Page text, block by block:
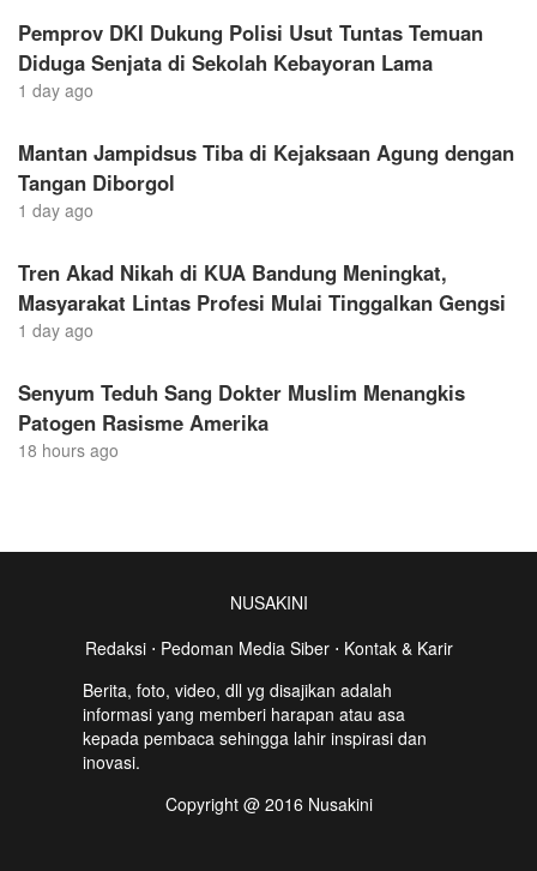
Pemprov DKI Dukung Polisi Usut Tuntas Temuan
Diduga Senjata di Sekolah Kebayoran Lama
1 day ago
Mantan Jampidsus Tiba di Kejaksaan Agung dengan
Tangan Diborgol
1 day ago
Tren Akad Nikah di KUA Bandung Meningkat,
Masyarakat Lintas Profesi Mulai Tinggalkan Gengsi
1 day ago
Senyum Teduh Sang Dokter Muslim Menangkis
Patogen Rasisme Amerika
18 hours ago
NUSAKINI
Redaksi⋅ Pedoman Media Siber⋅ Kontak & Karir
Berita, foto, video, dll yg disajikan adalah
informasi yang memberi harapan atau asa
kepada pembaca sehingga lahir inspirasi dan
inovasi.
Copyright @ 2016 Nusakini